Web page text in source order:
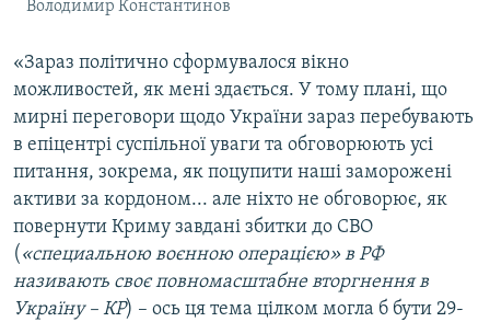
Володимир Константинов
«Зараз політично сформувалося вікно
можливостей, як мені здається. У тому плані, що
мирні переговори щодо України зараз перебувають
в епіцентрі суспільної уваги та обговорюють усі
питання, зокрема, як поцупити наші заморожені
активи за кордоном... але ніхто не обговорює, як
повернути Криму завдані збитки до СВО
( «специальною воєнною операцією» в РФ
називають своє повномасштабне вторгнення в
Україну – КР) – ось ця тема цілком могла б бути 29-